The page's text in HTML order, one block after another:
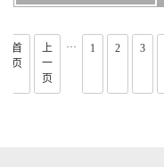
首
页
上
一
页
··· 1 2 3